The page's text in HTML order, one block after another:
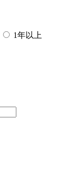
1年以上